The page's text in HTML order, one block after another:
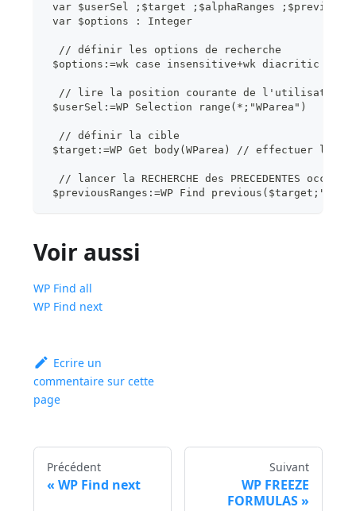
var $userSel ;$target ;$alphaRanges
var $options : Integer
// définir les options de recherche
$options:=wk case insensitive+wk diacritic
// lire la position courante de l'utilisateur
$userSel:=WP Selection range(*;"WParea")
// définir la cible
$target:=WP Get body(WParea) // effectuer la
// lancer la RECHERCHE des PRECEDENTES
$previousRanges:=WP Find
Voir aussi
WP Find all
WP Find next
Ecrire un
commentaire sur cette
page
Précédent
WP Find next
Suivant
WP FREEZE
FORMULAS